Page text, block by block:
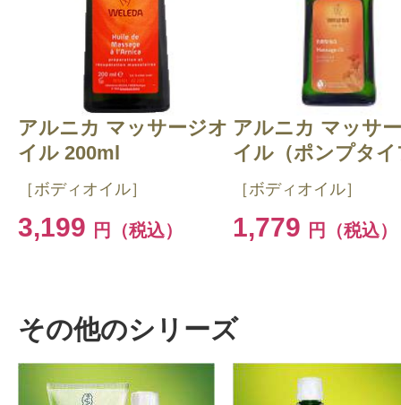
CT会員様は、
マイページの「購
らクチコミ投稿すると1 商品に
ントプレゼント！
アルニカ マッサージオ
イル 200ml
［ボディオイル］
3,199 円（税込）
アルニカ マッサ
イル（ポンプタイ
［ボディオイル］
1,779 円（税込）
その他のシリーズ